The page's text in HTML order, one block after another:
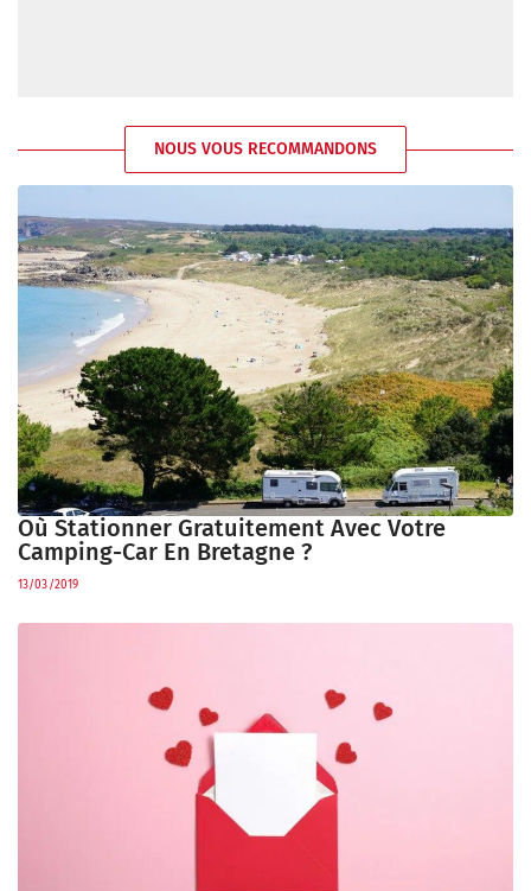
NOUS VOUS RECOMMANDONS
Où Stationner Gratuitement Avec Votre
Camping-Car En Bretagne ?
13/03/2019